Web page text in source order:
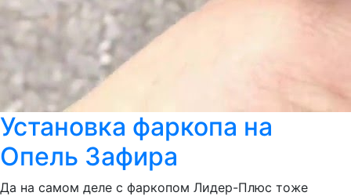
Установка фаркопа на
Опель Зафира
Да на самом деле с фаркопом Лидер-Плюс тоже